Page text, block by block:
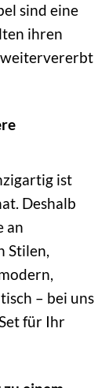
sind eine
ihren
weitervererbt
ist
Deshalb
an
Stilen,
– bei uns
für Ihr